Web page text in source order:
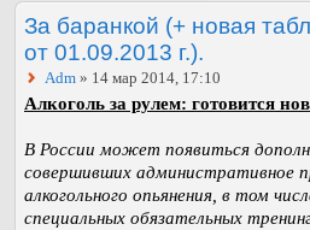
За баранкой (+ новая
от 01.09.2013 г.).
Adm » 14 мар 2014, 17:10
Алкоголь за рулем: готовится
В России может появиться
совершивших административное
алкогольного опьянения, в том
специальных обязательных